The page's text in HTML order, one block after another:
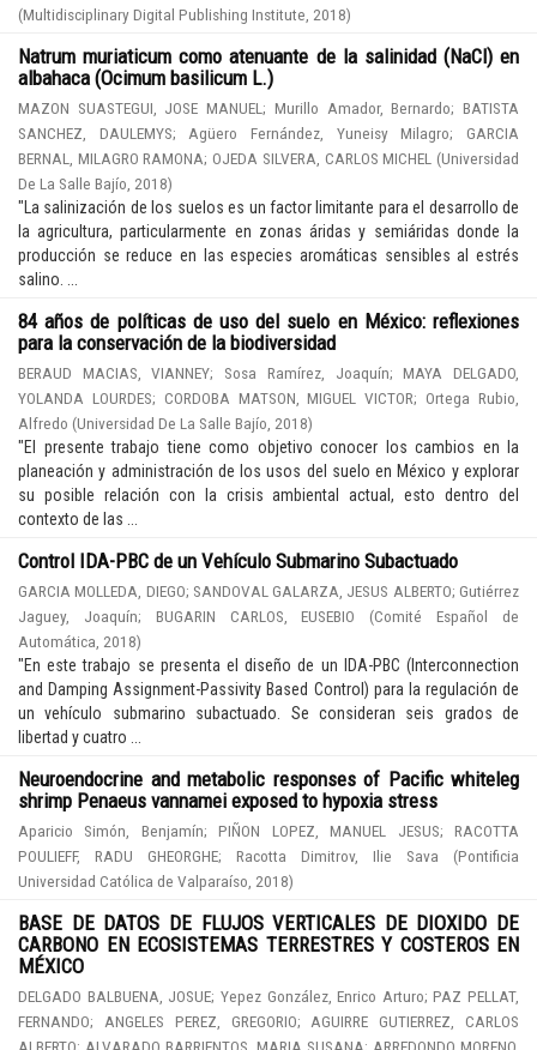
(Multidisciplinary Digital Publishing Institute 2018)
Natrum muriaticum como atenuante de la salinidad (NaCl) en
albahaca (Ocimum basilicum L.)
MAZON SUASTEGUI, JOSE MANUEL; Murillo Amador, Bernardo;BATISTA
SANCHEZ, DAULEMYS; Agüero Fernández, Yuneisy Milagro;GARCIA
BERNAL, MILAGRO RAMONA;OJEDA SILVERA, CARLOS MICHEL (Universidad
De La Salle Bajío 2018)
"La salinización de los suelos es un factor limitante para el desarrollo de
la agricultura, particularmente en zonas áridas y semiáridas donde la
producción se reduce en las especies aromáticas sensibles al estrés
salino. ...
84 años de políticas de uso del suelo en México: reflexiones
para la conservación de la biodiversidad
BERAUD MACIAS, VIANNEY; Sosa Ramírez, Joaquín;MAYA DELGADO,
YOLANDA LOURDES; CORDOBA MATSON, MIGUEL VICTOR;Ortega Rubio,
Alfredo (Universidad De La Salle Bajío 2018)
"El presente trabajo tiene como objetivo conocer los cambios en la
planeación y administración de los usos del suelo en México y explorar
su posible relación con la crisis ambiental actual, esto dentro del
contexto de las ...
Control IDA-PBC de un Vehículo Submarino Subactuado
GARCIA MOLLEDA, DIEGO; SANDOVAL GALARZA, JESUS ALBERTO;Gutiérrez
Jaguey, Joaquín; BUGARIN CARLOS, EUSEBIO (Comité Español de
Automática 2018)
"En este trabajo se presenta el diseño de un IDA-PBC (Interconnection
and Damping Assignment-Passivity Based Control) para la regulación de
un vehículo submarino subactuado. Se consideran seis grados de
libertad y cuatro ...
Neuroendocrine and metabolic responses of Pacific whiteleg
shrimp Penaeus vannamei exposed to hypoxia stress
Aparicio Simón, Benjamín;PIÑON LOPEZ, MANUEL JESUS;RACOTTA
POULIEFF, RADU GHEORGHE; Racotta Dimitrov, Ilie Sava (Pontificia
Universidad Católica de Valparaíso 2018)
BASE DE DATOS DE FLUJOS VERTICALES DE DIOXIDO DE
CARBONO EN ECOSISTEMAS TERRESTRES Y COSTEROS EN
MÉXICO
DELGADO BALBUENA, JOSUE; Yepez González, Enrico Arturo;PAZ PELLAT,
FERNANDO; ANGELES PEREZ, GREGORIO; AGUIRRE GUTIERREZ, CARLOS
ALBERTO; ALVARADO BARRIENTOS, MARIA SUSANA; ARREDONDO MORENO,